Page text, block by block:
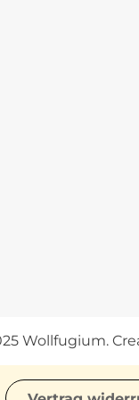
Wollfugium.